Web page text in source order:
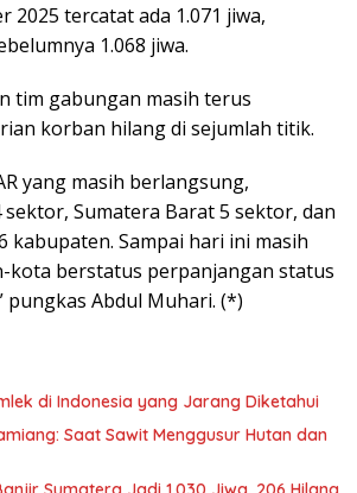
2025 tercatat ada 1.071 jiwa,
1.068 jiwa.
tim gabungan masih terus
korban hilang di sejumlah titik.
yang masih berlangsung,
Sumatera Barat 5 sektor, dan
kabupaten. Sampai hari ini masih
kota berstatus perpanjangan status
pungkas Abdul Muhari. (*)
di Indonesia yang Jarang Diketahui
Saat Sawit Menggusur Hutan dan